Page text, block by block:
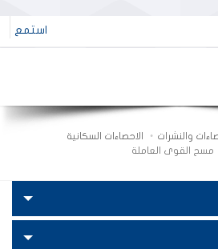
استمع
والنشرات
الاحصاءات السكانية
مسح القوى العاملة